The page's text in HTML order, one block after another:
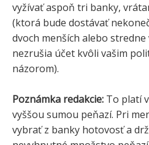
vyžívať aspoň tri banky,
(ktorá bude dostávať
dvoch menších alebo
nezrušia účet kvôli vašim
názorom).
Poznámka redakcie: To platí
vyššou sumou peňazí. Pri
vybrať z banky hotovosť a